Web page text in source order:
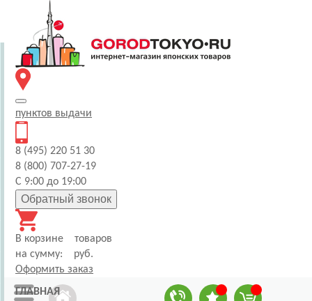
пунктов выдачи
8 (495) 220 51 30
8 (800) 707-27-19
С 9:00 до 19:00
Обратный звонок
В корзине
товаров
на сумму:
руб.
Оформить заказ
ГЛАВНАЯ